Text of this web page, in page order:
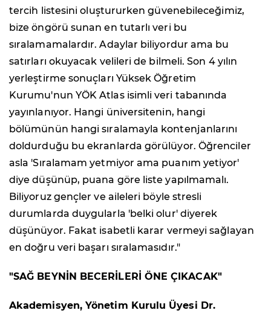
tercih listesini oluştururken güvenebileceğimiz,
bize öngörü sunan en tutarlı veri bu
sıralamamalardır. Adaylar biliyordur ama bu
satırları okuyacak velileri de bilmeli. Son 4 yılın
yerleştirme sonuçları Yüksek Öğretim
Kurumu'nun YÖK Atlas isimli veri tabanında
yayınlanıyor. Hangi üniversitenin, hangi
bölümünün hangi sıralamayla kontenjanlarını
doldurduğu bu ekranlarda görülüyor. Öğrenciler
asla 'Sıralamam yetmiyor ama puanım yetiyor'
diye düşünüp, puana göre liste yapılmamalı.
Biliyoruz gençler ve aileleri böyle stresli
durumlarda duygularla 'belki olur' diyerek
düşünüyor. Fakat isabetli karar vermeyi sağlayan
en doğru veri başarı sıralamasıdır."
"SAĞ BEYNİN BECERİLERİ ÖNE ÇIKACAK"
Akademisyen, Yönetim Kurulu Üyesi Dr.